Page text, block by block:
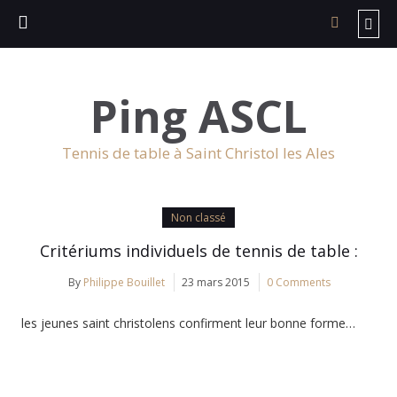
Ping ASCL
Tennis de table à Saint Christol les Ales
Non classé
Critériums individuels de tennis de table :
By Philippe Bouillet 23 mars 2015 0 Comments
les jeunes saint christolens confirment leur bonne forme…